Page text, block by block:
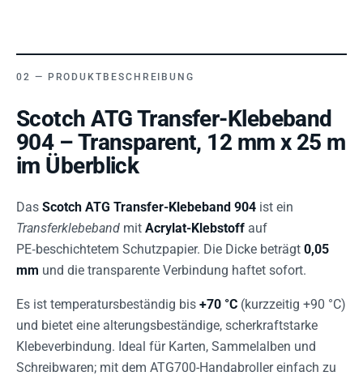
PRODUKTBESCHREIBUNG
Scotch ATG Transfer-Klebeband
904 – Transparent, 12 mm x 25 m
im Überblick
Das Scotch ATG Transfer-Klebeband 904 ist ein
Transferklebeband mit Acrylat-Klebstoff auf
PE‑beschichtetem Schutzpapier. Die Dicke beträgt 0,05
mm und die transparente Verbindung haftet sofort.
Es ist temperatursbeständig bis +70 °C (kurzzeitig +90 °C)
und bietet eine alterungsbeständige, scherkraftstarke
Klebeverbindung. Ideal für Karten, Sammelalben und
Schreibwaren; mit dem ATG700-Handabroller einfach zu